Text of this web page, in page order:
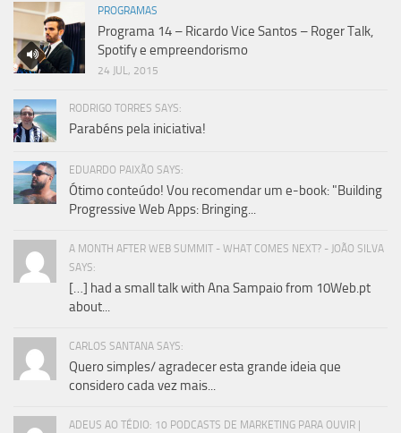
PROGRAMAS
Programa 14 – Ricardo Vice Santos – Roger Talk,
Spotify e empreendorismo
24 JUL, 2015
RODRIGO TORRES SAYS:
Parabéns pela iniciativa!
EDUARDO PAIXÃO SAYS:
Ótimo conteúdo! Vou recomendar um e-book: "Building
Progressive Web Apps: Bringing...
A MONTH AFTER WEB SUMMIT - WHAT COMES NEXT? - JOÃO SILVA
SAYS:
[…] had a small talk with Ana Sampaio from 10Web.pt
about...
CARLOS SANTANA SAYS:
Quero simples/ agradecer esta grande ideia que
considero cada vez mais...
ADEUS AO TÉDIO: 10 PODCASTS DE MARKETING PARA OUVIR |